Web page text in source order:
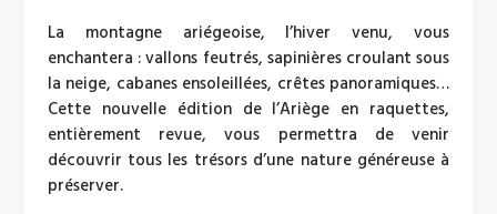
La montagne ariégeoise, l’hiver venu, vous
enchantera : vallons feutrés, sapinières croulant sous
la neige, cabanes ensoleillées, crêtes panoramiques…
Cette nouvelle édition de l’Ariège en raquettes,
entièrement revue, vous permettra de venir
découvrir tous les trésors d’une nature généreuse à
préserver.